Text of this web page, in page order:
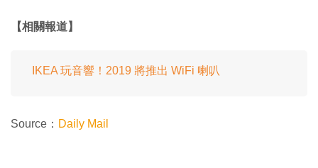
【相關報道】
IKEA 玩音響！2019 將推出 WiFi 喇叭
Source： Daily Mail